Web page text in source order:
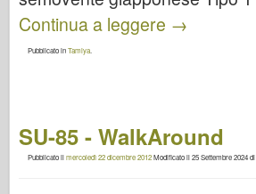
Continua a leggere →
Pubblicato inTamiya
SU-85 - WalkAround
Pubblicato ilmercoledì 22 dicembre 2012Modificato il25 Settembre 2024di